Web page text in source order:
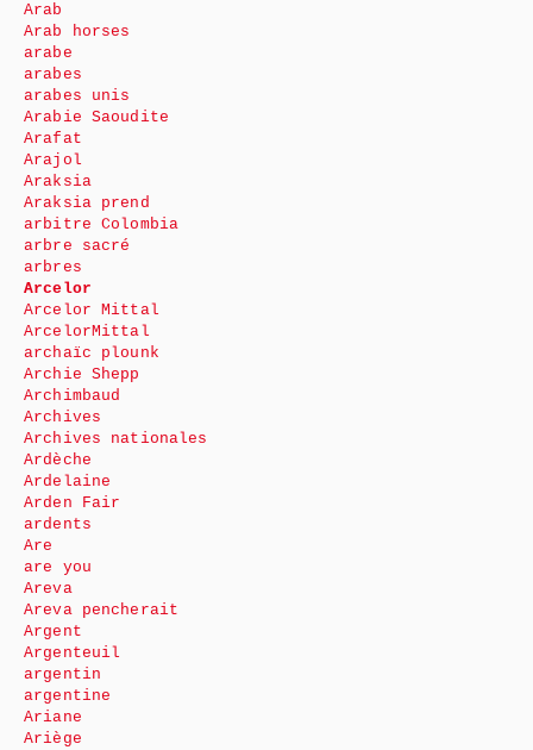
Arab
Arab horses
arabe
arabes
arabes unis
Arabie Saoudite
Arafat
Arajol
Araksia
Araksia prend
arbitre Colombia
arbre sacré
arbres
Arcelor
Arcelor Mittal
ArcelorMittal
archaïc plounk
Archie Shepp
Archimbaud
Archives
Archives nationales
Ardèche
Ardelaine
Arden Fair
ardents
Are
are you
Areva
Areva pencherait
Argent
Argenteuil
argentin
argentine
Ariane
Ariège